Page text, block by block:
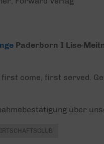
Paderborn I Lise-
come, first served.
über